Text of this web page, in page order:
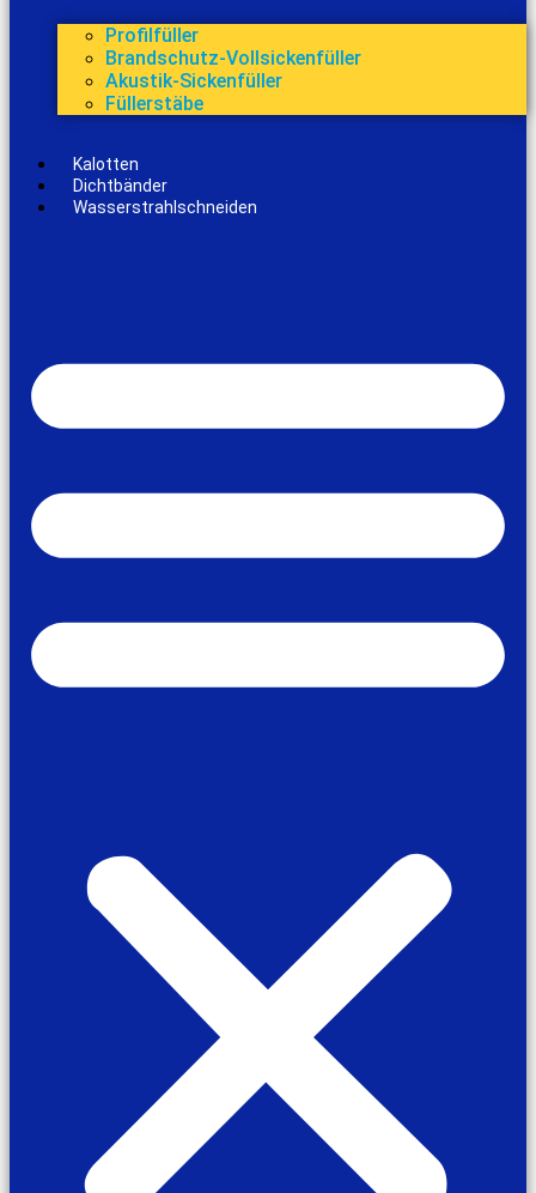
Profilfüller
Brandschutz-Vollsickenfüller
Akustik-Sickenfüller
Füllerstäbe
Kalotten
Dichtbänder
Wasserstrahlschneiden